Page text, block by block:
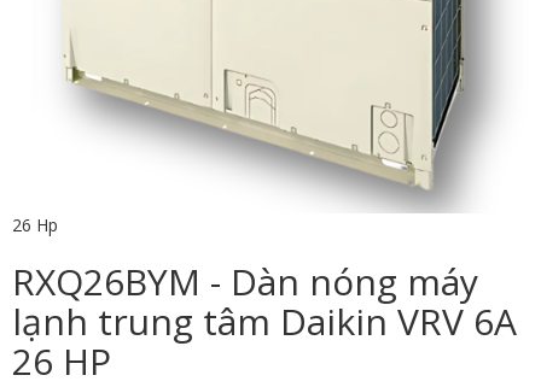
26 Hp
RXQ26BYM - Dàn nóng máy
lạnh trung tâm Daikin VRV 6A
26 HP